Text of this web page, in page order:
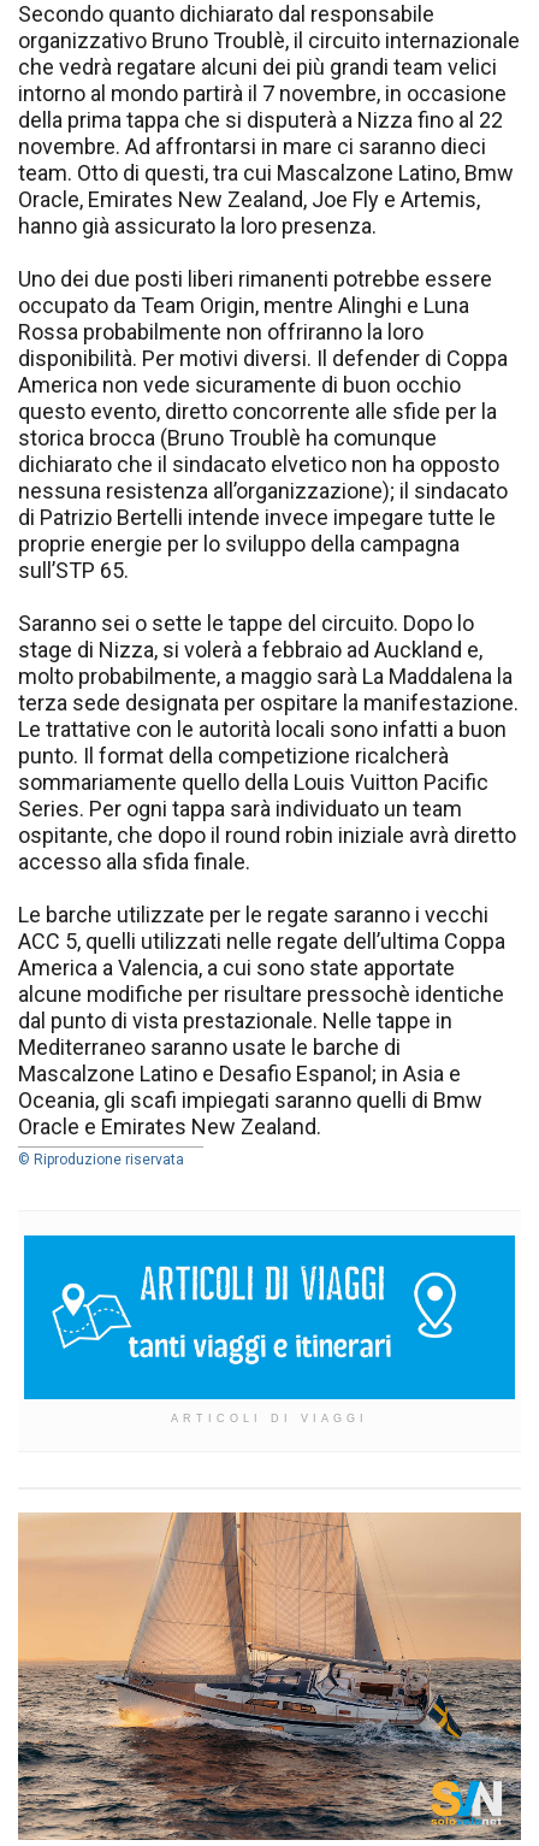
Secondo quanto dichiarato dal responsabile
organizzativo Bruno Troublè, il circuito internazionale
che vedrà regatare alcuni dei più grandi team velici
intorno al mondo partirà il 7 novembre, in occasione
della prima tappa che si disputerà a Nizza fino al 22
novembre. Ad affrontarsi in mare ci saranno dieci
team. Otto di questi, tra cui Mascalzone Latino, Bmw
Oracle, Emirates New Zealand, Joe Fly e Artemis,
hanno già assicurato la loro presenza.
Uno dei due posti liberi rimanenti potrebbe essere
occupato da Team Origin, mentre Alinghi e Luna
Rossa probabilmente non offriranno la loro
disponibilità. Per motivi diversi. Il defender di Coppa
America non vede sicuramente di buon occhio
questo evento, diretto concorrente alle sfide per la
storica brocca (Bruno Troublè ha comunque
dichiarato che il sindacato elvetico non ha opposto
nessuna resistenza all’organizzazione); il sindacato
di Patrizio Bertelli intende invece impegare tutte le
proprie energie per lo sviluppo della campagna
sull’STP 65.
Saranno sei o sette le tappe del circuito. Dopo lo
stage di Nizza, si volerà a febbraio ad Auckland e,
molto probabilmente, a maggio sarà La Maddalena la
terza sede designata per ospitare la manifestazione.
Le trattative con le autorità locali sono infatti a buon
punto. Il format della competizione ricalcherà
sommariamente quello della Louis Vuitton Pacific
Series. Per ogni tappa sarà individuato un team
ospitante, che dopo il round robin iniziale avrà diretto
accesso alla sfida finale.
Le barche utilizzate per le regate saranno i vecchi
ACC 5, quelli utilizzati nelle regate dell’ultima Coppa
America a Valencia, a cui sono state apportate
alcune modifiche per risultare pressochè identiche
dal punto di vista prestazionale. Nelle tappe in
Mediterraneo saranno usate le barche di
Mascalzone Latino e Desafio Espanol; in Asia e
Oceania, gli scafi impiegati saranno quelli di Bmw
Oracle e Emirates New Zealand.
© Riproduzione riservata
ARTICOLI DI VIAGGI